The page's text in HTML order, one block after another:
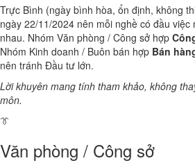
Trực Bình (ngày bình hòa, ổn định, không
ngày 22/11/2024 nên mỗi nghề có đầu
nhau. Nhóm Văn phòng / Công sở hợp
Nhóm Kinh doanh / Buôn bán hợp Bán
nên tránh Đầu tư lớn.
Lời khuyên mang tính tham khảo, không
môn.
👔
Văn phòng / Công sở